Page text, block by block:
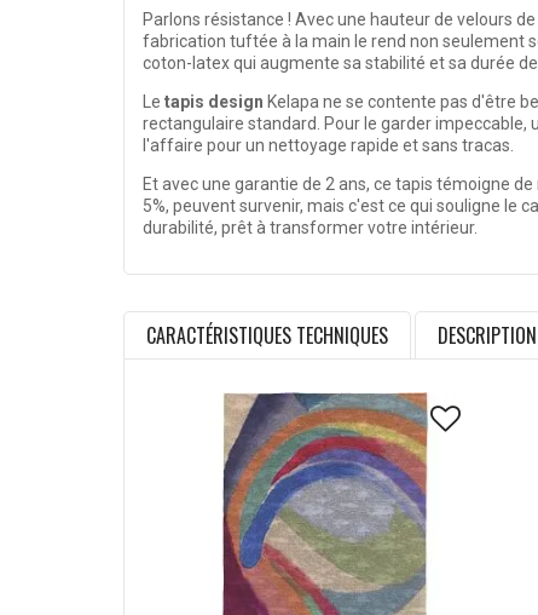
Parlons résistance ! Avec une hauteur de velours
fabrication tuftée à la main le rend non seulement
coton-latex qui augmente sa stabilité et sa durée
Le tapis design Kelapa ne se contente pas d'être
rectangulaire standard. Pour le garder
l'affaire pour un nettoyage rapide et sans tracas.
Et avec une garantie de 2 ans, ce tapis témoigne
5%, peuvent survenir, mais c'est ce qui souligne le
durabilité, prêt à transformer votre intérieur.
CARACTÉRISTIQUES TECHNIQUES DESCRIPTION